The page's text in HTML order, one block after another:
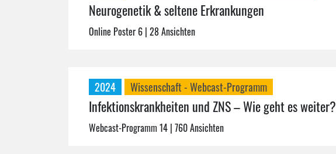
Neurogenetik & seltene Erkrankungen
Online Poster 6 | 28 Ansichten
2024 Wissenschaft - Webcast-Programm
Infektionskrankheiten und ZNS – Wie geht es weiter?
Webcast-Programm 14 | 760 Ansichten